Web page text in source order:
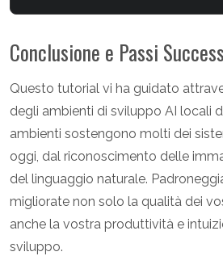
Conclusione e Passi
Questo tutorial vi ha guidato
degli ambienti di sviluppo AI locali
ambienti sostengono molti dei
oggi, dal riconoscimento delle
del linguaggio naturale.
migliorate non solo la qualità dei
anche la vostra produttività e
sviluppo.